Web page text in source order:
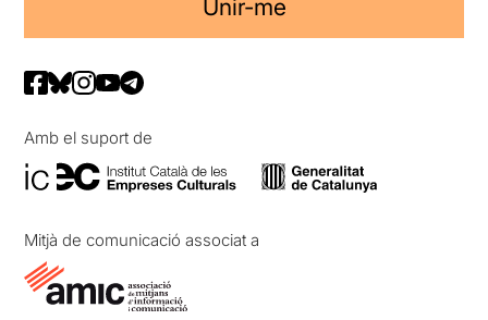
Unir-me
Amb el suport de
Mitjà de comunicació associat a